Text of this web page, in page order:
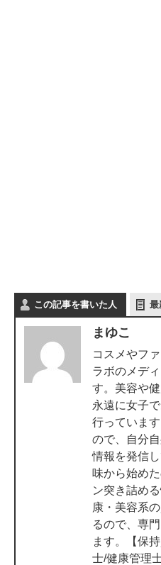
この記事を書いた人 最
まゆこ
コスメやフ
ラボのメデ
す。美容や
永遠に女子
行っていま
ので、自分
情報を発信
味から始め
ン突き詰め
康・美容系
るので、専
ます。【保
士/健康管理